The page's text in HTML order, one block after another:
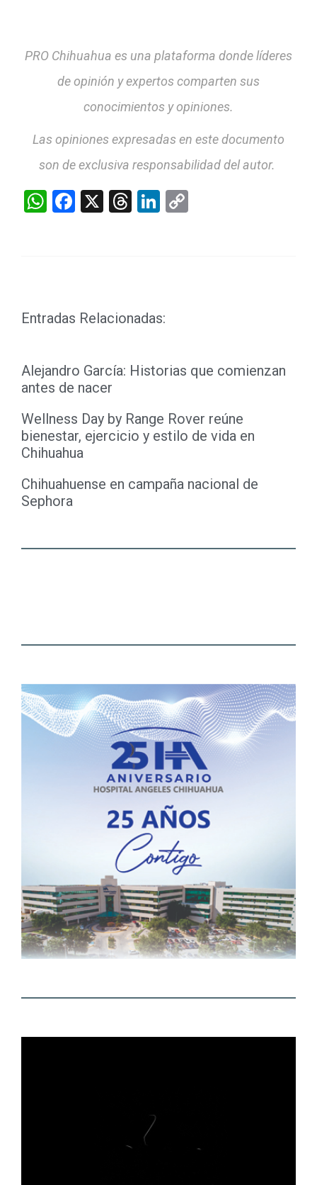
PRO Chihuahua es una plataforma donde líderes
de opinión y expertos comparten sus
conocimientos y opiniones.
Las opiniones expresadas en este documento
son de exclusiva responsabilidad del autor.
WhatsApp
Facebook
X Threads
LinkedIn
Entradas Relacionadas:
Alejandro García: Historias que comienzan
antes de nacer
Wellness Day by Range Rover reúne
bienestar, ejercicio y estilo de vida en
Chihuahua
Chihuahuense en campaña nacional de
Sephora